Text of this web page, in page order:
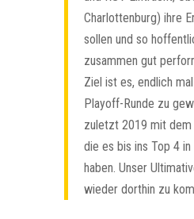
Charlottenburg) ihre
sollen und so
zusammen gut
Ziel ist es, endlich
Playoff-Runde zu
zuletzt 2019 mit dem
die es bis ins Top 4
haben. Unser
wieder dorthin zu